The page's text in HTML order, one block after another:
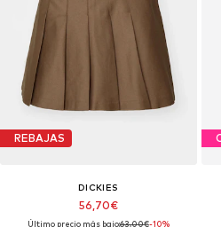
REBAJAS
DICKIES
56,70€
Último precio más bajo:63,00€-10%